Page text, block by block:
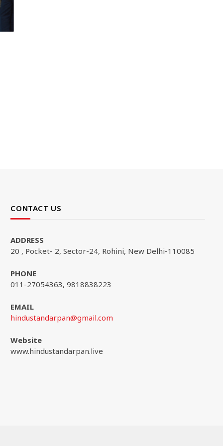
CONTACT US
ADDRESS
20 , Pocket- 2, Sector-24, Rohini, New Delhi-110085
PHONE
011-27054363, 9818838223
EMAIL
hindustandarpan@gmail.com
Website
www.hindustandarpan.live